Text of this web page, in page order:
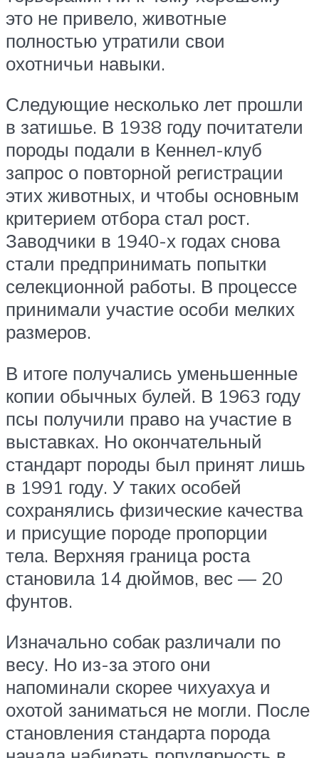
это не привело, животные
полностью утратили свои
охотничьи навыки.
Следующие несколько лет прошли
в затишье. В 1938 году почитатели
породы подали в Кеннел-клуб
запрос о повторной регистрации
этих животных, и чтобы основным
критерием отбора стал рост.
Заводчики в 1940-х годах снова
стали предпринимать попытки
селекционной работы. В процессе
принимали участие особи мелких
размеров.
В итоге получались уменьшенные
копии обычных булей. В 1963 году
псы получили право на участие в
выставках. Но окончательный
стандарт породы был принят лишь
в 1991 году. У таких особей
сохранялись физические качества
и присущие породе пропорции
тела. Верхняя граница роста
становила 14 дюймов, вес — 20
фунтов.
Изначально собак различали по
весу. Но из-за этого они
напоминали скорее чихуахуа и
охотой заниматься не могли. После
становления стандарта порода